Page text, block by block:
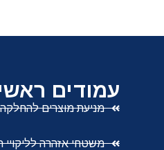
עמודים
מניעת מוצרים להחלקה
משטחי אזהרה לליקויי